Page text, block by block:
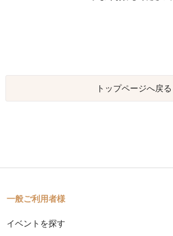
トップページへ戻る
一般ご利用者様
イベントを探す